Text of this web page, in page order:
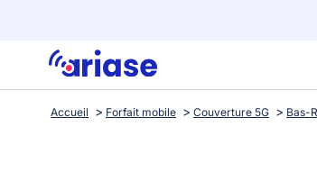
Accueil Forfait mobile Couverture 5G Bas-